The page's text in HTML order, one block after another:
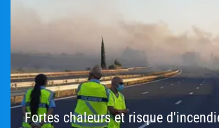
Fortes chaleurs et risque